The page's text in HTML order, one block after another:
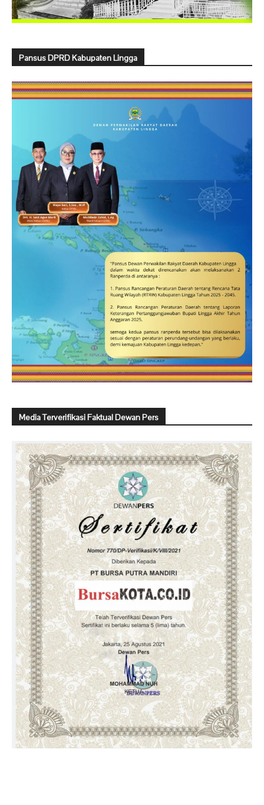
Pansus DPRD Kabupaten Lingga
Media Terverifikasi Faktual Dewan Pers